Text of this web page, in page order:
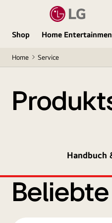
Shop Home
Home Service
Handbuch